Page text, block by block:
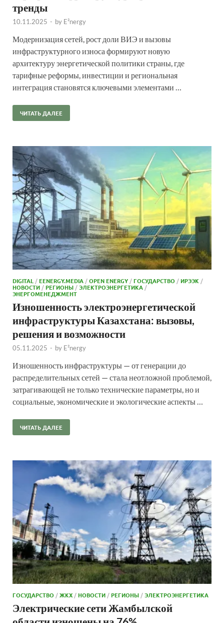
тренды
10.11.2025 - by E²nergy
Модернизация сетей, рост доли ВИЭ и вызовы
инфраструктурного износа формируют новую
архитектуру энергетической политики страны, где
тарифные реформы, инвестиции и региональная
интеграция становятся ключевыми элементами …
ЧИТАТЬ ДАЛЕЕ
DIGITAL /EENERGY.MEDIA /OPEN ENERGY /ГОСУДАРСТВО /ИРЭЭК /
НОВОСТИ /РЕГИОНЫ /ЭЛЕКТРОЭНЕРГЕТИКА /
ЭНЕРГОМЕНЕДЖМЕНТ
Изношенность электроэнергетической
инфраструктуры Казахстана: вызовы,
решения и возможности
05.11.2025 - by E²nergy
Изношенность инфраструктуры — от генерации до
распределительных сетей — стала неотложной проблемой,
затрагивающей не только технические параметры, но и
социальные, экономические и экологические аспекты …
ЧИТАТЬ ДАЛЕЕ
ГОСУДАРСТВО /ЖКХ /НОВОСТИ /РЕГИОНЫ /ЭЛЕКТРОЭНЕРГЕТИКА
Электрические сети Жамбылской